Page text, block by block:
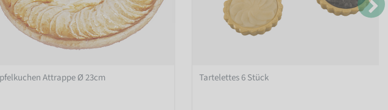
Attrappe Ø 23cm Tartelettes 6 Stück